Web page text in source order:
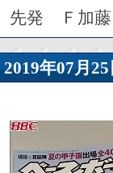
先発 Ｆ加
2019年07